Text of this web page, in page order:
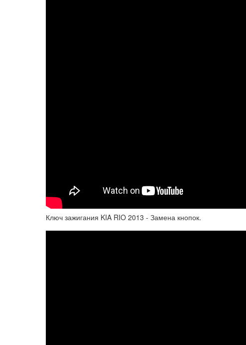
Ключ зажигания KIA RIO 2013 - Замена кнопок.